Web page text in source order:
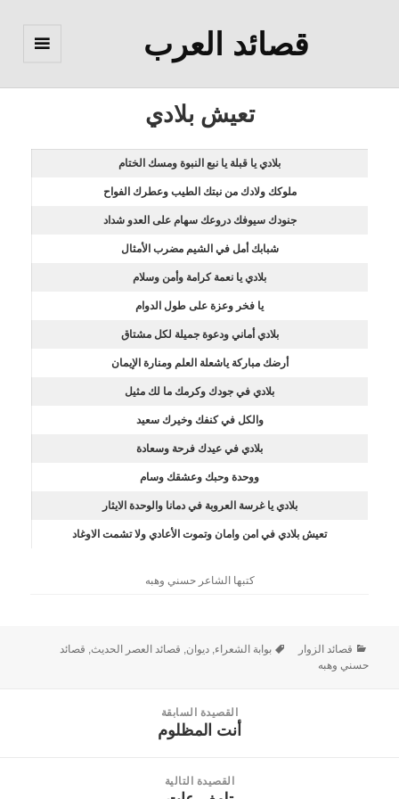
قصائد العرب
تعيش بلادي
بلادي يا قبلة يا نبع النبوة ومسك الختام
ملوكك ولادك من نبتك الطيب وعطرك الفواح
جنودك سيوفك دروعك سهام على العدو شداد
شبابك أمل في الشيم مضرب الأمثال
بلادي يا نعمة كرامة وأمن وسلام
يا فخر وعزة على طول الدوام
بلادي أماني ودعوة جميلة لكل مشتاق
أرضك مباركة ياشعلة العلم ومنارة الإيمان
بلادي في جودك وكرمك ما لك مثيل
والكل في كنفك وخيرك سعيد
بلادي في عيدك فرحة وسعادة
ووحدة وحبك وعشقك وسام
بلادي يا غرسة العروبة في دمانا والوحدة الايثار
تعيش بلادي في امن وامان وتموت الأعادي ولا تشمت الاوغاد
كتبها الشاعر حسني وهبه
قصائد الزوار بوابة الشعراء,ديوان, قصائد العصر الحديث, قصائد
حسني وهبه
القصيدة السابقة
أنت المظلوم
القصيدة التالية